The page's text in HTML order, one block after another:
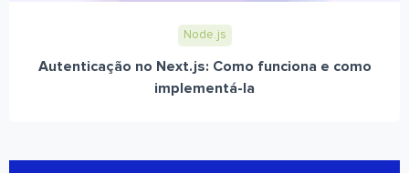
Node.js
Autenticação no Next.js: Como funciona e como
implementá-la